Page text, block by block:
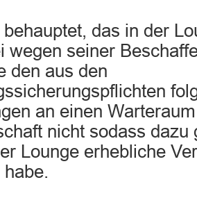
das in der
wegen seiner
den aus den
an einen
nicht sodass
Lounge erhebliche